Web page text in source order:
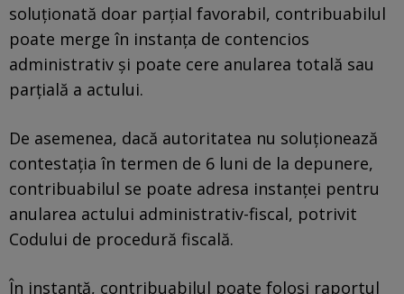
soluționată doar parțial favorabil, contribuabilul
poate merge în instanța de contencios
administrativ și poate cere anularea totală sau
parțială a actului.
De asemenea, dacă autoritatea nu soluționează
contestația în termen de 6 luni de la depunere,
contribuabilul se poate adresa instanței pentru
anularea actului administrativ-fiscal, potrivit
Codului de procedură fiscală.
În instanță, contribuabilul poate folosi raportul